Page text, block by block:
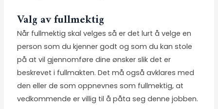
Valg av fullmektig
Når fullmektig skal velges så er det lurt å velge en
person som du kjenner godt og som du kan stole
på at vil gjennomføre dine ønsker slik det er
beskrevet i fullmakten. Det må også avklares med
den eller de som oppnevnes som fullmektig, at
vedkommende er villig til å påta seg denne jobben.